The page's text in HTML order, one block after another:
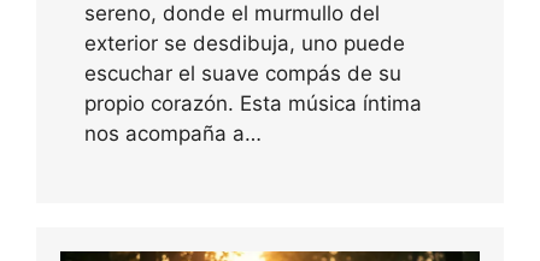
sereno, donde el murmullo del
exterior se desdibuja, uno puede
escuchar el suave compás de su
propio corazón. Esta música íntima
nos acompaña a…